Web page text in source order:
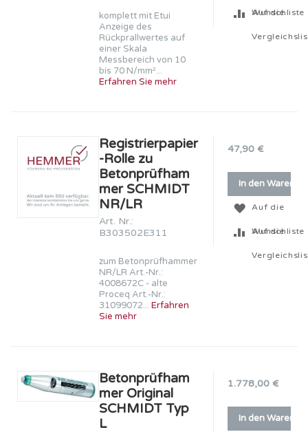
komplett mit Etui
Anzeige des
Rückprallwertes auf
einer Skala
Messbereich von 10
bis 70 N/mm²...
Erfahren Sie mehr
Wunschliste
Auf die
Registrierpapier
-Rolle zu
Betonprüfham
mer SCHMIDT
NR/LR
Art. Nr.:
B303502E311
zum Betonprüfhammer
NR/LR Art.-Nr.:
4008672C - alte
Proceq Art.-Nr.:
31099072... Erfahren
Sie mehr
47,90 €
In den
Auf die
Wunschliste
Auf die
Betonprüfham
mer Original
SCHMIDT Typ
L
1.778,00 €
In den